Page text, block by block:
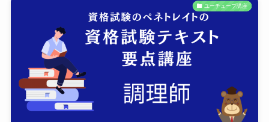
ユーチューブ講座